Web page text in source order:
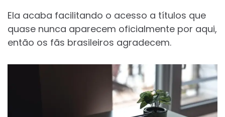
Ela acaba facilitando o acesso a títulos que
quase nunca aparecem oficialmente por aqui,
então os fãs brasileiros agradecem.